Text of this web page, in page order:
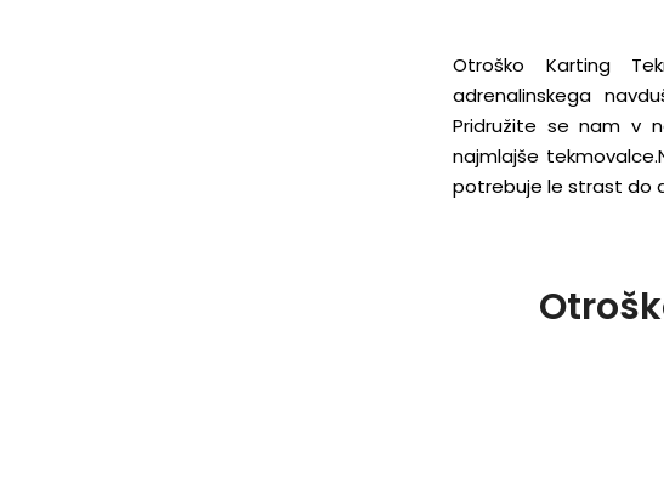
Otroško Karting
adrenalinskega
Pridružite se nam v
najmlajše
potrebuje le strast do